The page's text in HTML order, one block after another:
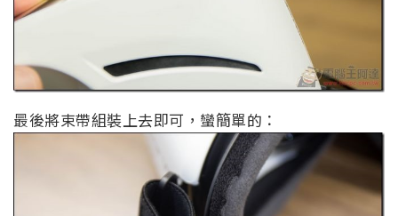
最後將束帶組裝上去即可，蠻簡單的：